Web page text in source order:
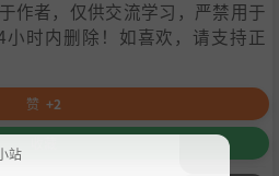
作者，仅供交流学习，严禁用于
时内删除！如喜欢，请支持正
赞 +2
站